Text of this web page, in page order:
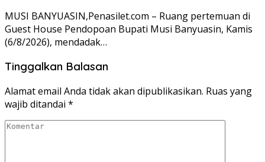
MUSI BANYUASIN,Penasilet.com – Ruang pertemuan di
Guest House Pendopoan Bupati Musi Banyuasin, Kamis
(6/8/2026), mendadak…
Tinggalkan Balasan
Alamat email Anda tidak akan dipublikasikan. Ruas yang
wajib ditandai *